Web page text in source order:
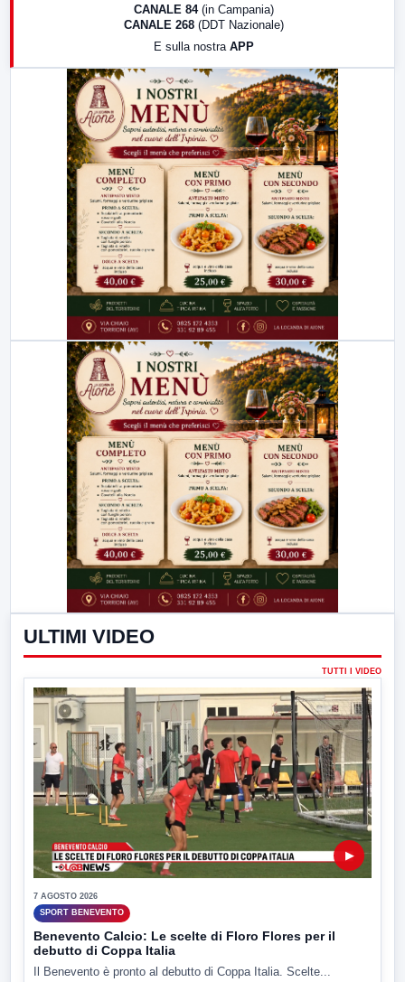
LabNews (replica)
CANALE 84 (in Campania)
CANALE 268 (DDT Nazionale)
E sulla nostra APP
ULTIMI VIDEO
TUTTI I VIDEO
▶
7 AGOSTO 2026
SPORT BENEVENTO
Benevento Calcio: Le scelte di Floro Flores per il
debutto di Coppa Italia
Il Benevento è pronto al debutto di Coppa Italia. Scelte...